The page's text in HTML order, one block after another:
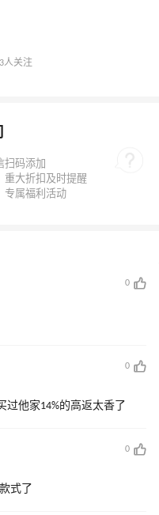
人关注
0
0
过他家14%的高返太香了
0
式了